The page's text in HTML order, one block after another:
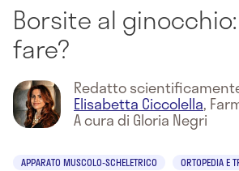
Borsite al
fare?
Redatto
Elisabetta Ciccolella,
A cura di Gloria Negri
APPARATO MUSCOLO-SCHELETRICO
ORTOPEDIA E